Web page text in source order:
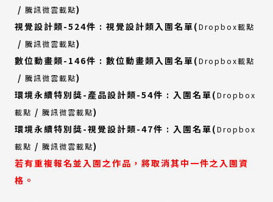
(外
部
連
結)
/ 騰訊微雲載點(外
連
結)
)
視覺設計類-524件 : 視覺設計類入圍名單(Dropbox載點
(外
部
連
結)
/ 騰訊微雲載點(外
連
結)
)
數位動畫類-146件 : 數位動畫類入圍名單(Dropbox載點
(外
連
結)
/ 騰訊微雲載點(外
部
連
結)
)
環境永續特別獎-產品設計類-54件 : 入圍名單(Dropbox
載點 (外
部
連
結)
/ 騰訊微雲載點(外
部
連
結)
)
環境永續特別獎-視覺設計類-47件 : 入圍名單(Dropbox
載點 (外
部
連
/ 騰訊微雲載點(外
連
)
若有重複報名並入圍之作品，將取消其中一件之入圍資
格。